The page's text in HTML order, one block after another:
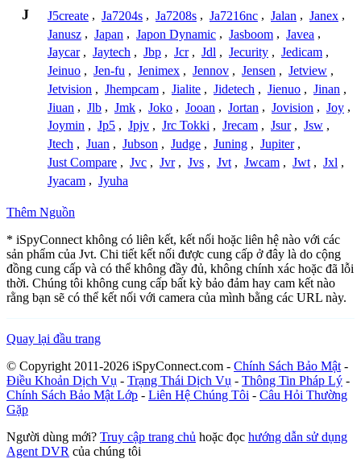
J J5create , Ja7204s , Ja7208s , Ja7216nc , Jalan , Janex ,
Janusz , Japan , Japon Dynamic , Jasboom , Javea ,
Jaycar , Jaytech , Jbp , Jcr , Jdl , Jecurity , Jedicam ,
Jeinuo , Jen-fu , Jenimex , Jennov , Jensen , Jetview ,
Jetvision , Jhempcam , Jialite , Jidetech , Jienuo , Jinan ,
Jiuan , Jlb , Jmk , Joko , Jooan , Jortan , Jovision , Joy ,
Joymin , Jp5 , Jpjv , Jrc Tokki , Jrecam , Jsur , Jsw ,
Jtech , Juan , Jubson , Judge , Juning , Jupiter ,
Just Compare , Jvc , Jvr , Jvs , Jvt , Jwcam , Jwt , Jxl ,
Jyacam , Jyuha
Thêm Nguồn
* iSpyConnect không có liên kết, kết nối hoặc liên hệ nào với các
sản phẩm của Jvt. Chi tiết kết nối được cung cấp ở đây là do cộng
đồng cung cấp và có thể không đầy đủ, không chính xác hoặc đã lỗi
thời. Chúng tôi không cung cấp bất kỳ bảo đảm hay cam kết nào
rằng bạn sẽ có thể kết nối với camera của mình bằng các URL này.
Quay lại đầu trang
© Copyright 2011-2026 iSpyConnect.com - Chính Sách Bảo Mật -
Điều Khoản Dịch Vụ - Trạng Thái Dịch Vụ - Thông Tin Pháp Lý -
Chính Sách Bảo Mật Lớp - Liên Hệ Chúng Tôi - Câu Hỏi Thường
Gặp
Người dùng mới? Truy cập trang chủ hoặc đọc hướng dẫn sử dụng
Agent DVR của chúng tôi